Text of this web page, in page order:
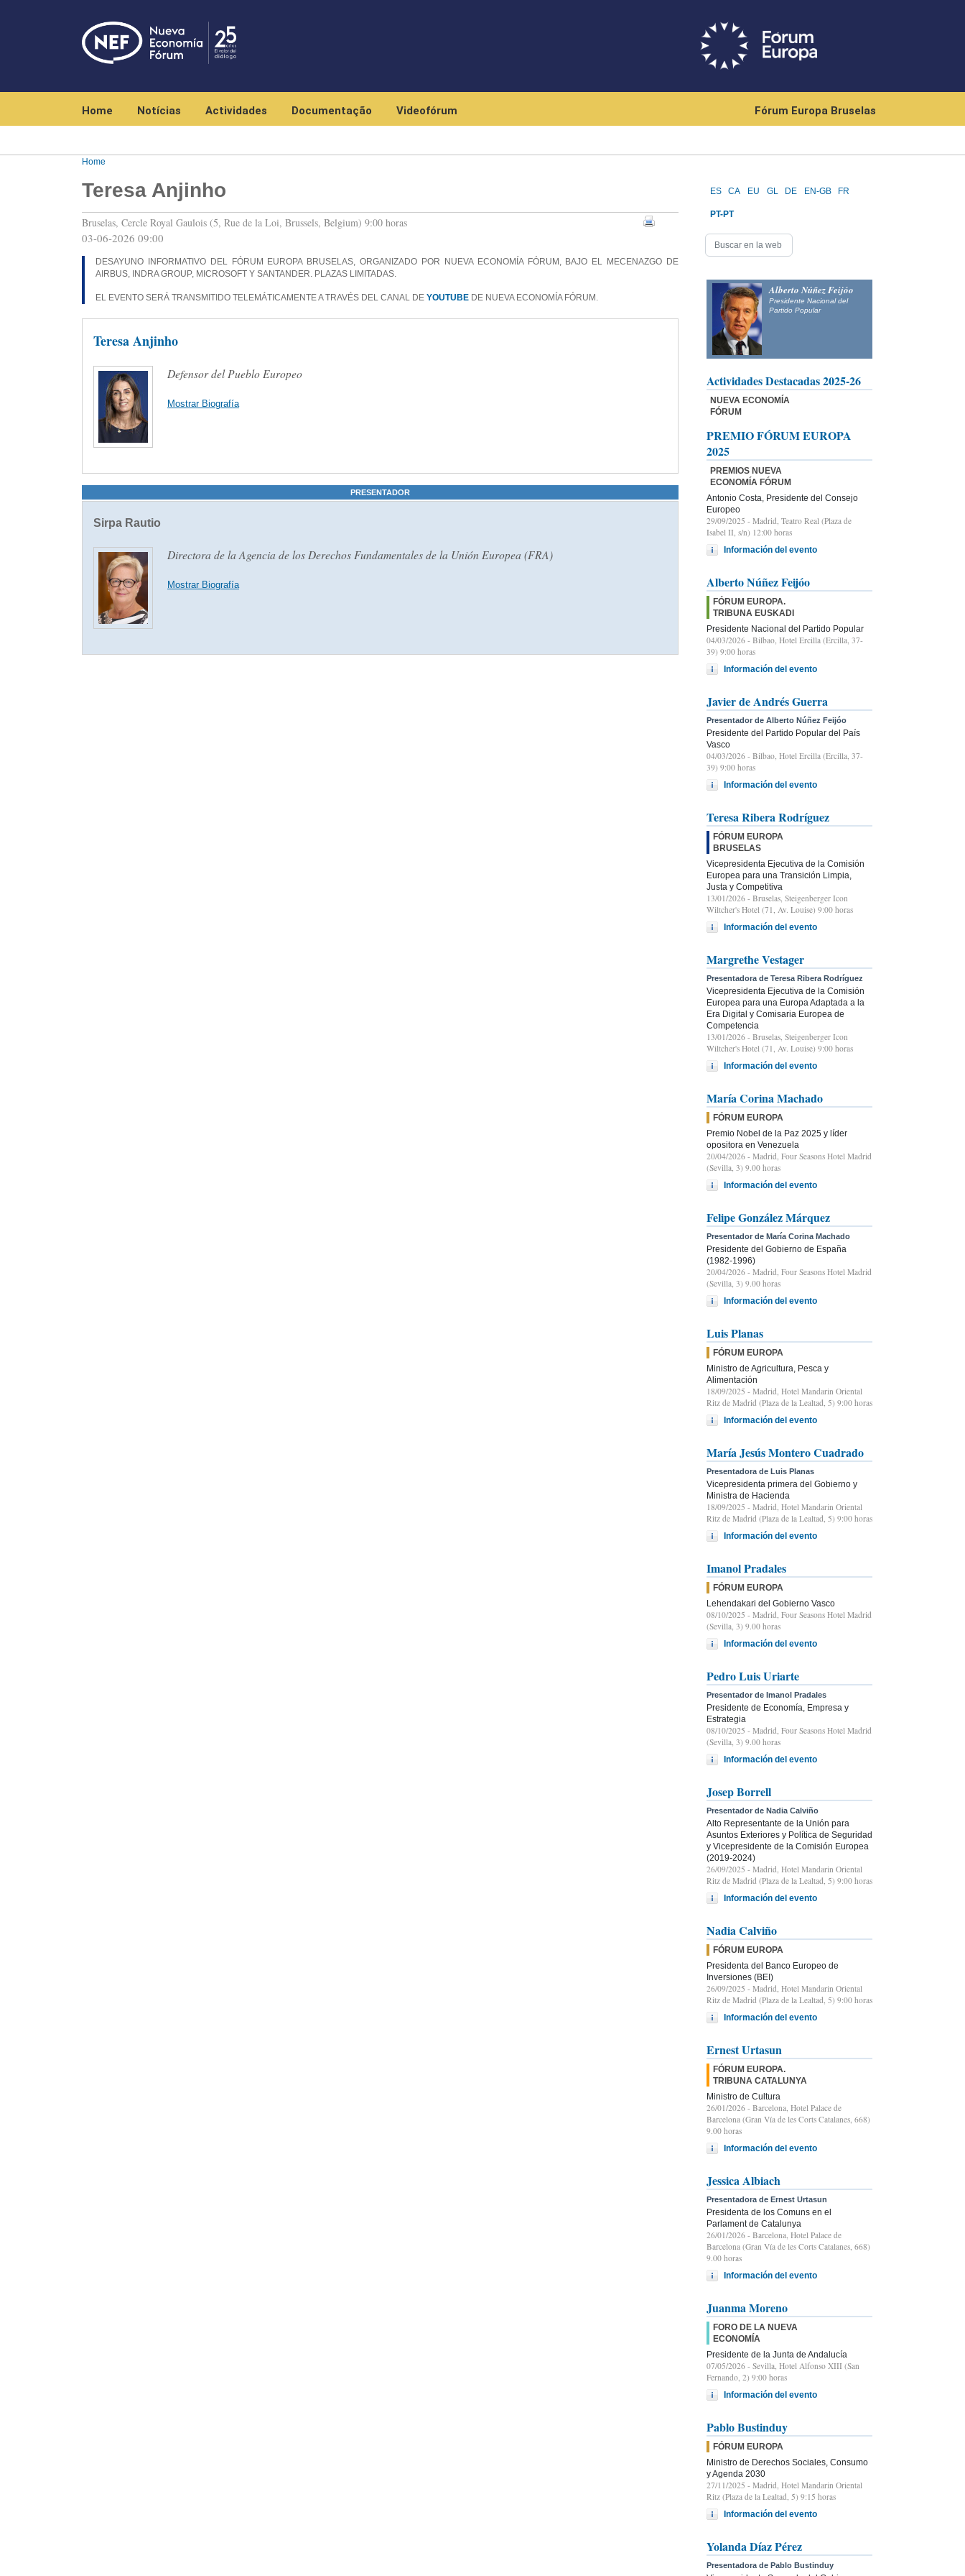
Home Notícias Actividades Documentação Videofórum Fórum Europa Bruselas
Home
Teresa Anjinho
Bruselas, Cercle Royal Gaulois (5, Rue de la Loi, Brussels, Belgium) 9:00 horas
03-06-2026 09:00
DESAYUNO INFORMATIVO DEL FÓRUM EUROPA BRUSELAS, ORGANIZADO POR NUEVA ECONOMÍA FÓRUM, BAJO EL MECENAZGO DE
AIRBUS, INDRA GROUP, MICROSOFT Y SANTANDER. PLAZAS LIMITADAS.
EL EVENTO SERÁ TRANSMITIDO TELEMÁTICAMENTE A TRAVÉS DEL CANAL DE YOUTUBE DE NUEVA ECONOMÍA FÓRUM.
Teresa Anjinho
Defensor del Pueblo Europeo
Mostrar Biografía
PRESENTADOR
Sirpa Rautio
Directora de la Agencia de los Derechos Fundamentales de la Unión Europea (FRA)
Mostrar Biografía
ES CA EU GL DE EN-GB FR
PT-PT
Alberto Núñez Feijóo
Presidente Nacional del
Partido Popular
Actividades Destacadas 2025-26
NUEVA ECONOMÍA
FÓRUM
PREMIO FÓRUM EUROPA
2025
PREMIOS NUEVA
ECONOMÍA FÓRUM
Antonio Costa, Presidente del Consejo
Europeo
29/09/2025 - Madrid, Teatro Real (Plaza de
Isabel II, s/n) 12:00 horas
Información del evento
Alberto Núñez Feijóo
FÓRUM EUROPA.
TRIBUNA EUSKADI
Presidente Nacional del Partido Popular
04/03/2026 - Bilbao, Hotel Ercilla (Ercilla, 37-
39) 9:00 horas
Información del evento
Javier de Andrés Guerra
Presentador de Alberto Núñez Feijóo
Presidente del Partido Popular del País
Vasco
04/03/2026 - Bilbao, Hotel Ercilla (Ercilla, 37-
39) 9:00 horas
Información del evento
Teresa Ribera Rodríguez
FÓRUM EUROPA
BRUSELAS
Vicepresidenta Ejecutiva de la Comisión
Europea para una Transición Limpia,
Justa y Competitiva
13/01/2026 - Bruselas, Steigenberger Icon
Wiltcher's Hotel (71, Av. Louise) 9:00 horas
Información del evento
Margrethe Vestager
Presentadora de Teresa Ribera Rodríguez
Vicepresidenta Ejecutiva de la Comisión
Europea para una Europa Adaptada a la
Era Digital y Comisaria Europea de
Competencia
13/01/2026 - Bruselas, Steigenberger Icon
Wiltcher's Hotel (71, Av. Louise) 9:00 horas
Información del evento
María Corina Machado
FÓRUM EUROPA
Premio Nobel de la Paz 2025 y líder
opositora en Venezuela
20/04/2026 - Madrid, Four Seasons Hotel Madrid
(Sevilla, 3) 9.00 horas
Información del evento
Felipe González Márquez
Presentador de María Corina Machado
Presidente del Gobierno de España
(1982-1996)
20/04/2026 - Madrid, Four Seasons Hotel Madrid
(Sevilla, 3) 9.00 horas
Información del evento
Luis Planas
FÓRUM EUROPA
Ministro de Agricultura, Pesca y
Alimentación
18/09/2025 - Madrid, Hotel Mandarin Oriental
Ritz de Madrid (Plaza de la Lealtad, 5) 9:00 horas
Información del evento
María Jesús Montero Cuadrado
Presentadora de Luis Planas
Vicepresidenta primera del Gobierno y
Ministra de Hacienda
18/09/2025 - Madrid, Hotel Mandarin Oriental
Ritz de Madrid (Plaza de la Lealtad, 5) 9:00 horas
Información del evento
Imanol Pradales
FÓRUM EUROPA
Lehendakari del Gobierno Vasco
08/10/2025 - Madrid, Four Seasons Hotel Madrid
(Sevilla, 3) 9.00 horas
Información del evento
Pedro Luis Uriarte
Presentador de Imanol Pradales
Presidente de Economía, Empresa y
Estrategia
08/10/2025 - Madrid, Four Seasons Hotel Madrid
(Sevilla, 3) 9.00 horas
Información del evento
Josep Borrell
Presentador de Nadia Calviño
Alto Representante de la Unión para
Asuntos Exteriores y Política de Seguridad
y Vicepresidente de la Comisión Europea
(2019-2024)
26/09/2025 - Madrid, Hotel Mandarin Oriental
Ritz de Madrid (Plaza de la Lealtad, 5) 9:00 horas
Información del evento
Nadia Calviño
FÓRUM EUROPA
Presidenta del Banco Europeo de
Inversiones (BEI)
26/09/2025 - Madrid, Hotel Mandarin Oriental
Ritz de Madrid (Plaza de la Lealtad, 5) 9:00 horas
Información del evento
Ernest Urtasun
FÓRUM EUROPA.
TRIBUNA CATALUNYA
Ministro de Cultura
26/01/2026 - Barcelona, Hotel Palace de
Barcelona (Gran Vía de les Corts Catalanes, 668)
9.00 horas
Información del evento
Jessica Albiach
Presentadora de Ernest Urtasun
Presidenta de los Comuns en el
Parlament de Catalunya
26/01/2026 - Barcelona, Hotel Palace de
Barcelona (Gran Vía de les Corts Catalanes, 668)
9.00 horas
Información del evento
Juanma Moreno
FORO DE LA NUEVA
ECONOMÍA
Presidente de la Junta de Andalucía
07/05/2026 - Sevilla, Hotel Alfonso XIII (San
Fernando, 2) 9:00 horas
Información del evento
Pablo Bustinduy
FÓRUM EUROPA
Ministro de Derechos Sociales, Consumo
y Agenda 2030
27/11/2025 - Madrid, Hotel Mandarin Oriental
Ritz (Plaza de la Lealtad, 5) 9:15 horas
Información del evento
Yolanda Díaz Pérez
Presentadora de Pablo Bustinduy